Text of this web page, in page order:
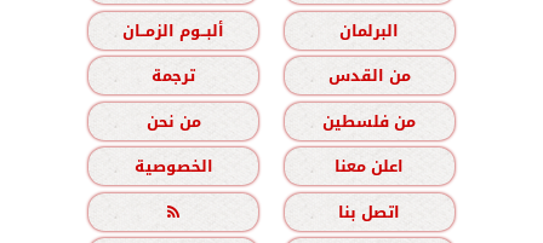
البرلمان
ألبــوم الزمــان
من القدس
ترجمة
من فلسطين
من نحن
اعلن معنا
الخصوصية
اتصل بنا
